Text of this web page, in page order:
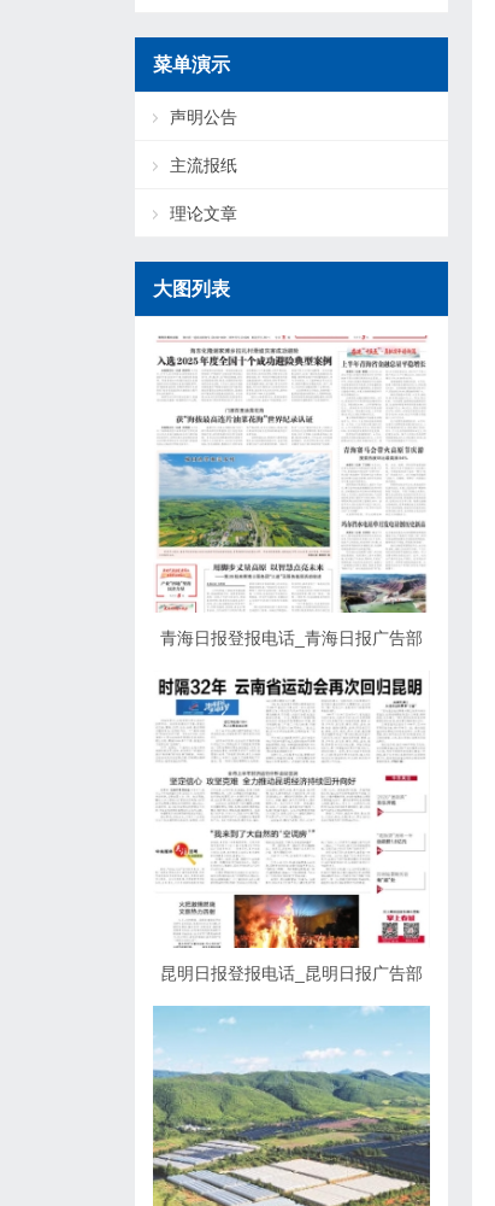
菜单演示
声明公告
主流报纸
理论文章
大图列表
青海日报登报电话_青海日报广告部
昆明日报登报电话_昆明日报广告部